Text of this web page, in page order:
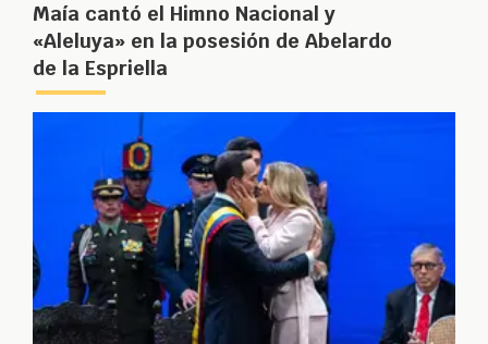
Maía cantó el Himno Nacional y
«Aleluya» en la posesión de Abelardo
de la Espriella